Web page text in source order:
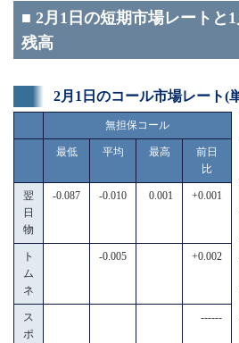
■ 2月1日の短期市場レートと
残高
2月1日のコール市場レート(
無担保コール
最低 平均 最高
前日
比
翌
日
物
-0.087 -0.010 0.001 +0.001
ト
ム
ネ
-0.005 +0.002
ス
ポ
------